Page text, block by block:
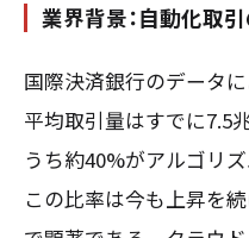
業界背景：自動化取
国際決済銀行のデータ
平均取引量はすでに7.5
うち約40%がアルゴリ
この比率は今も上昇を